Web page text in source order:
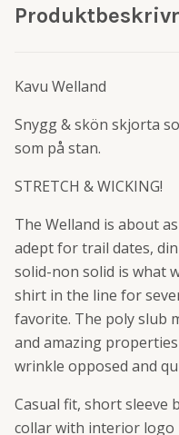
Kavu Welland
Snygg & skön skjorta
som på stan.
STRETCH & WICKING!
The Welland is about
adept for trail dates,
solid-non solid is what
shirt in the line for
favorite. The poly slub
and amazing
wrinkle opposed and
Casual fit, short
collar with interior logo